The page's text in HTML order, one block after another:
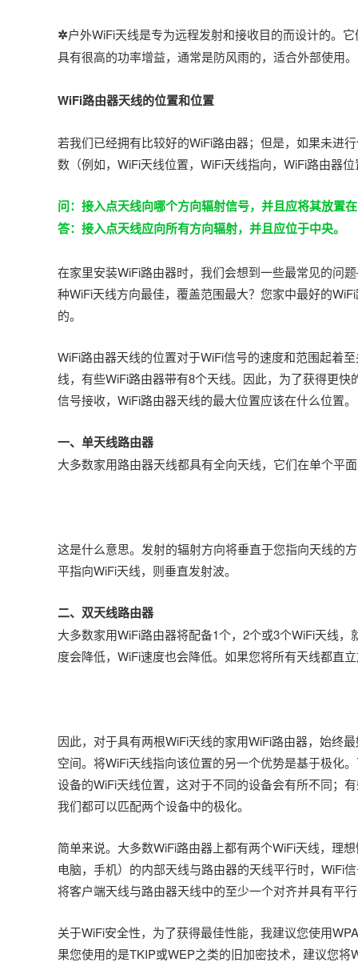
✲户外WiFi天线是专为远程发射和接收目的而设计的。
具有很高的功率增益，通常是防风雨的，适合外部使用。
WiFi路由器天线的位置和位置
若我们已经拥有比较好的WiFi路由器；但是，如果未进
数（例如，WiFi天线位置，WiFi天线指向，WiFi路由器
问：接入点天线向哪个方向辐射信号，并且应将其放置
答：接入点天线应向所有方向辐射，并且应位于中央。
在家里安装WiFi路由器时，我们会想到一些最常见的问
种WiFi天线方向最佳，覆盖范围最大？您家中最好的
的。
WiFi路由器天线的位置对于WiFi信号的速度和范围起着
线，有些WiFi路由器带有8个天线。因此，为了获得更
信号接收，WiFi路由器天线的最大位置应该在什么位置。
一、单天线路由器
大多数家用路由器天线都具有全向天线，它们在单个平
这是什么意思。发射的辐射方向将垂直于您指向天线的
平指向WiFi天线，则垂直发射波。
二、双天线路由器
大多数家用WiFi路由器将配备1个，2个或3个WiFi天线
度会降低，WiFi速度也会降低。如果您将所有天线都直
因此，对于具有两根WiFi天线的家用WiFi路由器，始终
空间。将WiFi天线指向该位置的另一个优势是基于极化
设备的WiFi天线位置，这对于不同的设备会有所不同；
我们都可以匹配两个设备中的极化。
简单来说。大多数WiFi路由器上都有两个WiFi天线，理
电脑，手机）的内部天线与路由器的天线平行时，WiFi
将客户端天线与路由器天线中的至少一个对齐并具有平
关于WiFi安全性，为了获得最佳性能，我建议您使用
果您使用的是TKIP或WEP之类的旧加密技术，建议您